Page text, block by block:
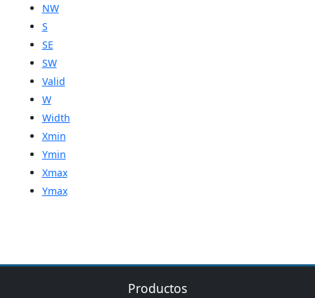
NW
S
SE
SW
Valid
W
Width
Xmin
Ymin
Xmax
Ymax
Productos